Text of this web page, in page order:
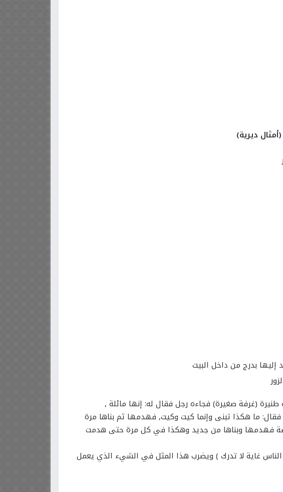
ديرية)
بدرج من داخل البيت
(غرفة صغيرة) فجاءه رجل فقال له: إنها مائلة ,
ما هكذا تبنى وإنما كيت وكيت, فهدمها ثم بناها مرة
فهدمها وبناها من جديد وهكذا في كل مرة حتى هدمت
غاية لا تدرك ) ويضرب هذا المثل في الشيء الذي يعمل